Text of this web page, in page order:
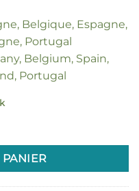
Belgique, Espagne,
Portugal
Belgium, Spain,
Portugal
mots "Vernal"